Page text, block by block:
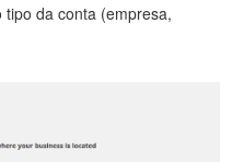
da conta (empresa,